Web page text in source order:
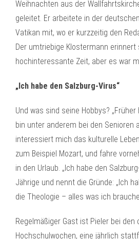
Weihnachten aus der
geleitet. Er arbeitete in der
Vatikan mit, wo er kurzzeitig den
Der umtriebige Klostermann erinnert
hochinteressante Zeit, aber es war
„Ich habe den Salzburg-Virus“
Und was sind seine Hobbys?
bin unter anderem bei den Senioren
interessiert mich das kulturelle
zum Beispiel Mozart, und fahre
in den Urlaub. „Ich habe den
Jährige und nennt die Gründe: „Ich
die Theologie – alles was ich
Regelmäßiger Gast ist Pieler bei den
Hochschulwochen, eine jährlich